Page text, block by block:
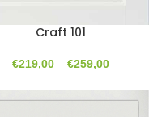
Craft 101
€219,00– €259,00